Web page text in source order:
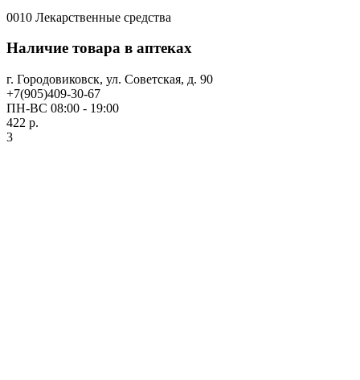
0010 Лекарственные средства
Наличие товара в аптеках
г. Городовиковск, ул. Советская, д. 90
+7(905)409-30-67
ПН-ВС 08:00 - 19:00
422 р.
3